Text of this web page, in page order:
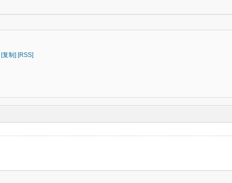
[复制] [RSS]